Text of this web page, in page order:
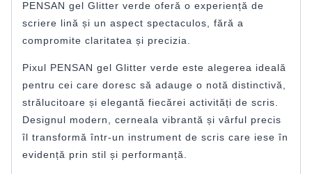
PENSAN gel Glitter verde oferă o experiență de
scriere lină și un aspect spectaculos, fără a
compromite claritatea și precizia.
Pixul PENSAN gel Glitter verde este alegerea ideală
pentru cei care doresc să adauge o notă distinctivă,
strălucitoare și elegantă fiecărei activități de scris.
Designul modern, cerneala vibrantă și vârful precis
îl transformă într-un instrument de scris care iese în
evidență prin stil și performanță.